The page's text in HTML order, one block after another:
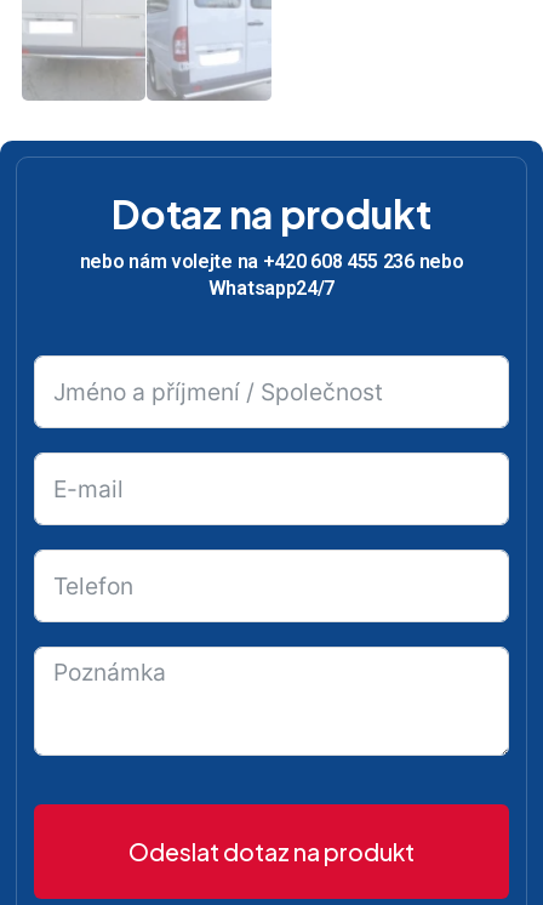
Dotaz na produkt
nebo nám volejte na +420 608 455 236 nebo
Whatsapp24/7
Odeslat dotaz na produkt